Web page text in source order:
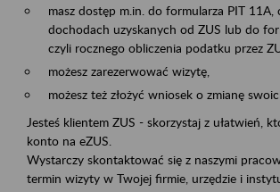
masz dostęp m.in. do formularza PIT
dochodach uzyskanych od ZUS lub do
czyli rocznego obliczenia podatku przez
możesz zarezerwować wizytę,
możesz też złożyć wniosek o zmianę
Jesteś klientem ZUS - skorzystaj z ułatwień,
konto na eZUS.
Wystarczy skontaktować się z naszymi
termin wizyty w Twojej firmie, urzędzie i